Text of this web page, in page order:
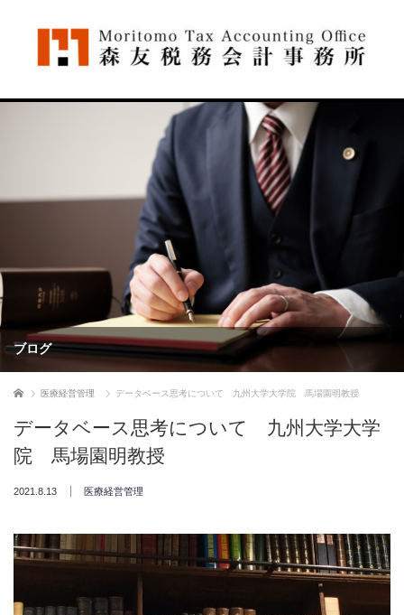
ブログ
ホーム 医療経営管理 データベース思考について 九州大学大学院 馬場園明教授
データベース思考について 九州大学大学
院 馬場園明教授
2021.8.13 医療経営管理